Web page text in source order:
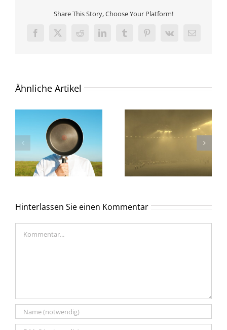
Share This Story, Choose Your Platform!
Facebook
X RedditLinkedInTumblrPinterest
Vk
E-
Ähnliche Artikel
Hinterlassen Sie einen Kommentar